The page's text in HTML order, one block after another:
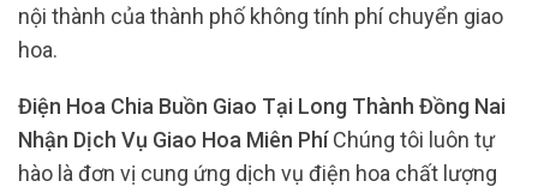
nội thành của thành phố không tính phí chuyển giao
hoa.
Điện Hoa Chia Buồn Giao Tại Long Thành Đồng Nai
Nhận Dịch Vụ Giao Hoa Miên PhíChúng tôi luôn tự
hào là đơn vị cung ứng dịch vụ điện hoa chất lượng